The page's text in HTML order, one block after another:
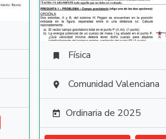
 Física
 Comunidad Valenciana
 Ordinaria de 2025